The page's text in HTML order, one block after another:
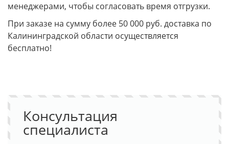
менеджерами, чтобы согласовать время отгрузки.
При заказе на сумму более 50 000 руб. доставка по
Калининградской области осуществляется
бесплатно!
Консультация
специалиста